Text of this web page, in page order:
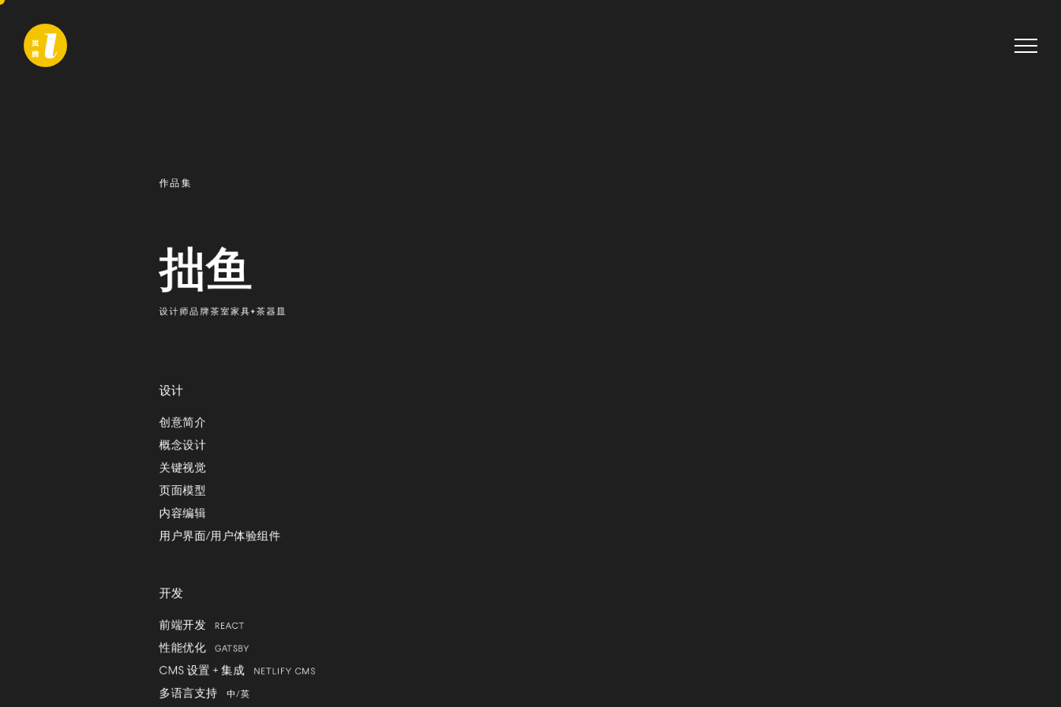
作品集
拙鱼
设计师品牌茶室家具+茶器皿
设计
创意简介
概念设计
关键视觉
页面模型
内容编辑
用户界面/用户体验组件
开发
前端开发 REACT
性能优化 GATSBY
CMS 设置 + 集成 NETLIFY CMS
多语言支持 中/英